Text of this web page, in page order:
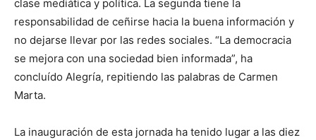
clase mediática y política. La segunda tiene la
responsabilidad de ceñirse hacia la buena información y
no dejarse llevar por las redes sociales. “La democracia
se mejora con una sociedad bien informada”, ha
concluído Alegría, repitiendo las palabras de Carmen
Marta.
La inauguración de esta jornada ha tenido lugar a las diez